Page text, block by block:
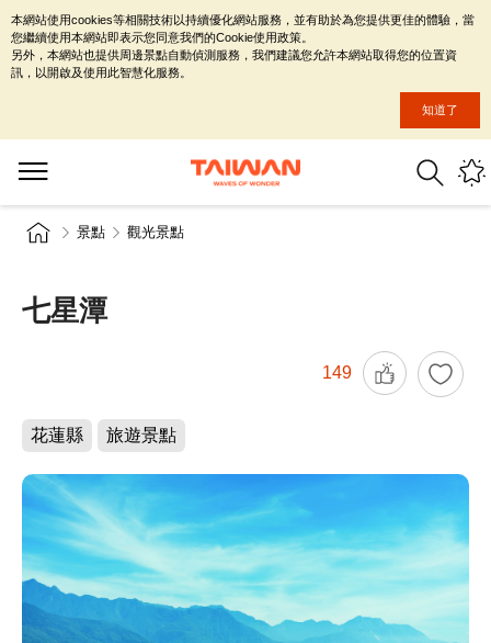
景點 觀光景點
七星潭
149
花蓮縣 旅遊景點
本網站使用cookies等相關技術以持續優化網站服務，並有助於為您提供更佳的體驗，當
您繼續使用本網站即表示您同意我們的Cookie使用政策。
另外，本網站也提供周邊景點自動偵測服務，我們建議您允許本網站取得您的位置資
訊，以開啟及使用此智慧化服務。
知道了